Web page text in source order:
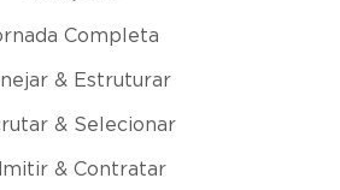
Completa
& Estruturar
& Selecionar
& Contratar